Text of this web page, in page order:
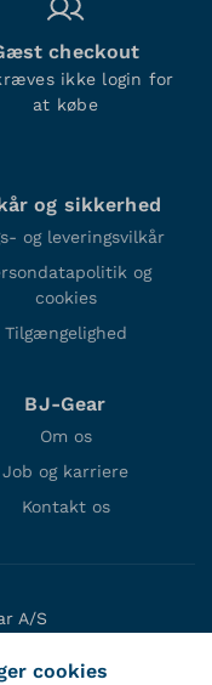
checkout
ikke login for
at købe
og sikkerhed
og leveringsvilkår
og
cookies
Tilgængelighed
BJ-Gear
Om os
Job og karriere
Kontakt os
A/S
cookies